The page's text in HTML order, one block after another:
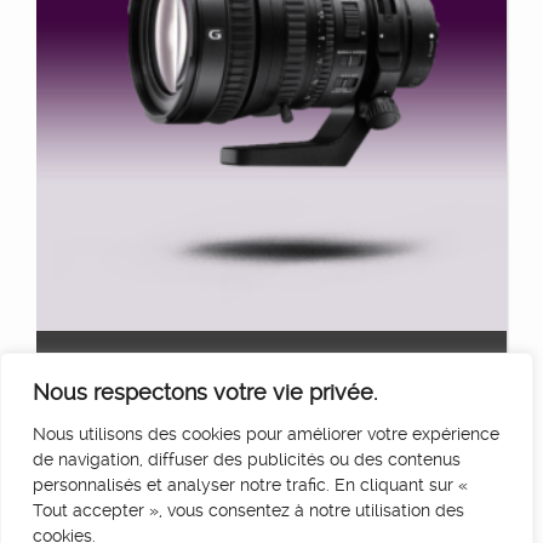
Nous respectons votre vie privée.
Nous utilisons des cookies pour améliorer votre expérience
de navigation, diffuser des publicités ou des contenus
personnalisés et analyser notre trafic. En cliquant sur «
Tout accepter », vous consentez à notre utilisation des
cookies.
70€ HT/Jour